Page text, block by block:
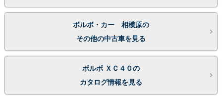
ボルボ・カー 相模原の
その他の中古車を見る
ボルボ ＸＣ４０の
カタログ情報を見る